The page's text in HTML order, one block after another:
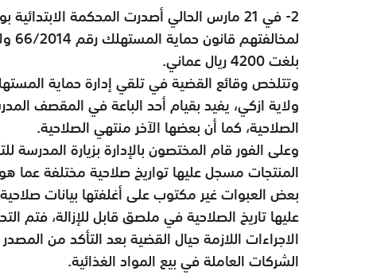
2- في 21 مارس الحالي أصدرت المحكمة
بلغت 4200 ريال عماني.
وتتلخص وقائع القضية في تلقي إدارة حماية
ولاية ازكي، يفيد بقيام أحد الباعة في المقصف
الصلاحية، كما أن بعضها الآخر منتهي الصلاحية.
وعلى الفور قام المختصون بالإدارة بزيارة
المنتجات مسجل عليها تواريخ صلاحية مختلفة عما
بعض العبوات غير مكتوب على أغلفتها بيانات
عليها تاريخ الصلاحية في ملصق قابل للإزالة، فتم
الاجراءات اللازمة حيال القضية بعد التأكد من
الشركات العاملة في بيع المواد الغذائية.